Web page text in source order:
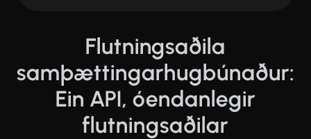
Flutningsaðila
samþættingarhugbúnaður:
Ein API, óendanlegir
flutningsaðilar